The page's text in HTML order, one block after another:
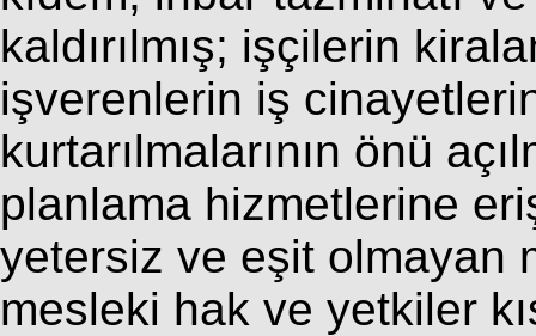
kaldırılmış; işçilerin
işverenlerin iş
kurtarılmalarının önü
planlama hizmetlerine
yetersiz ve eşit olmayan
mesleki hak ve yetkiler